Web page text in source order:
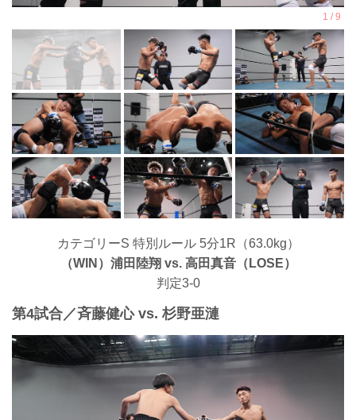
カテゴリーS 特別ルール 5分1R（63.0kg）
（WIN）浦田陸翔 vs. 高田真音（LOSE）
判定3-0
第4試合／⻫藤健心 vs. 杉野亜漣